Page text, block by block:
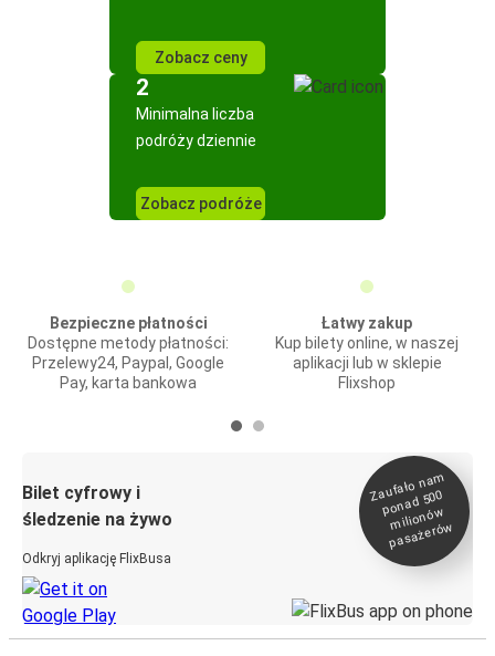
Zobacz ceny
2
Minimalna liczba
podróży dziennie
Zobacz podróże
Bezpieczne płatności
Dostępne metody płatności:
Przelewy24, Paypal, Google
Pay, karta bankowa
Łatwy zakup
Kup bilety online, w naszej
aplikacji lub w sklepie
Flixshop
Bilet cyfrowy i
śledzenie na żywo
Odkryj aplikację FlixBusa
Zaufało na
m
ponad 500
milionó
w
pasażeró
w